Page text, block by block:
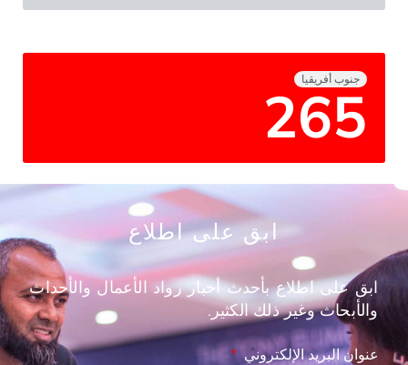
جنوب أفريقيا
336
ابق على اطلاع
ابق على اطلاع بأحدث أخبار رواد الأعمال والأحداث
والأبحاث وغير ذلك الكثير.
عنوان البريد الإلكتروني